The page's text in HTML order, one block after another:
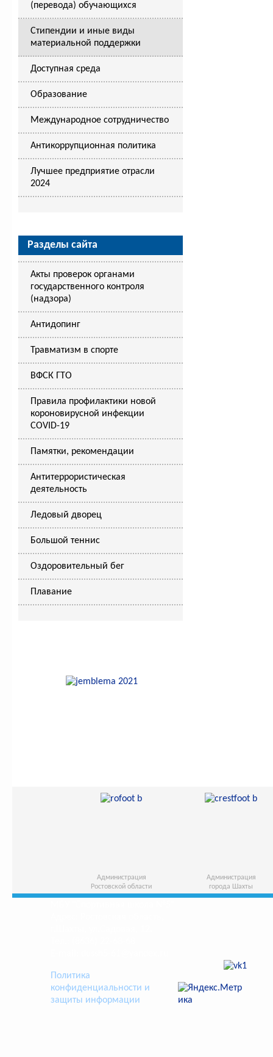
(перевода) обучающихся
Стипендии и иные виды
материальной поддержки
Доступная среда
Образование
Международное сотрудничество
Антикоррупционная политика
Лучшее предприятие отрасли
2024
Разделы сайта
Акты проверок органами
государственного контроля
(надзора)
Антидопинг
Травматизм в спорте
ВФСК ГТО
Правила профилактики новой
короновирусной инфекции
COVID-19
Памятки, рекомендации
Антитеррористическая
деятельность
Ледовый дворец
Большой теннис
Оздоровительный бег
Плавание
Администрация
Ростовской области
Администрация
города Шахты
Политика
конфиденциальности и
защиты информации